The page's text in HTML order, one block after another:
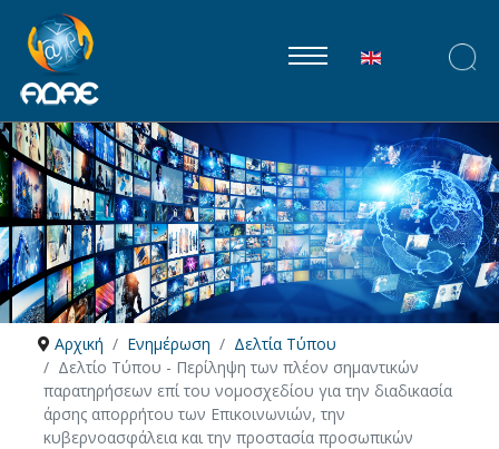
Επιλέξτε τη
Αρχική Ενημέρωση
Δελτία Τύπου
Δελτίο Τύπου - Περίληψη των πλέον σημαντικών
παρατηρήσεων επί του νομοσχεδίου για την διαδικασία
άρσης απορρήτου των Επικοινωνιών, την
κυβερνοασφάλεια και την προστασία προσωπικών